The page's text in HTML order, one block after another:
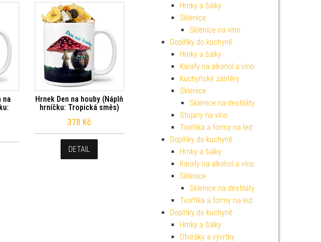
na
Hrnek Den na houby (Náplň
hrníčku: Tropická směs)
378 Kč
DETAIL
Hrnky a šálky
Sklenice
Sklenice na víno
Doplňky do kuchyně
Hrnky a šálky
Karafy na alkohol a víno
Kuchyňské zástěry
Sklenice
Sklenice na destiláty
Stojany na víno
Tvořítka a formy na led
Doplňky do kuchyně
Hrnky a šálky
Karafy na alkohol a víno
Sklenice
Sklenice na destiláty
Tvořítka a formy na led
Doplňky do kuchyně
Hrnky a šálky
Otvíráky a vývrtky